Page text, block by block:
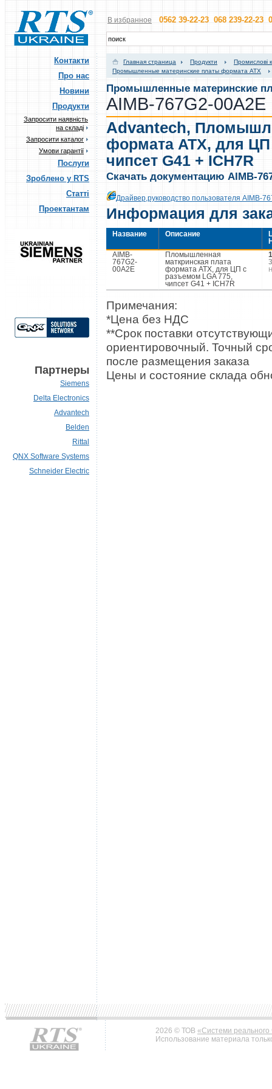
В избранное 0562 39-22-23 068 239-22-23
Контакти
Про нас
Новини
Продукти
Запросити наявність
на складі
Запросити каталог
Умови гарантії
Послуги
Зроблено у RTS
Статті
Проектантам
Партнеры
Siemens
Delta Electronics
Advantech
Belden
Rittal
QNX Software Systems
Schneider Electric
Главная страница Продукти
Промислові
Промышленные материнские платы формата ATX
Промышленные материнские
AIMB-767G2-00A2E
Advantech,
формата ATX, для
чипсет G41 + ICH7R
Скачать документацию AIMB-
Драйвер,руководство пользователя AIMB-
Информация для
Название Описание
AIMB-
767G2-
00A2E
Пломышленная
маткринская плата
формата ATX, для ЦП с
разъемом LGA 775,
чипсет G41 + ICH7R
Примечания:
*Цена без НДС
**Срок поставки
ориентировочный. Точный
после размещения заказа
Цены и состояние склада
2026 © ТОВ «Системи реального
Использование материала